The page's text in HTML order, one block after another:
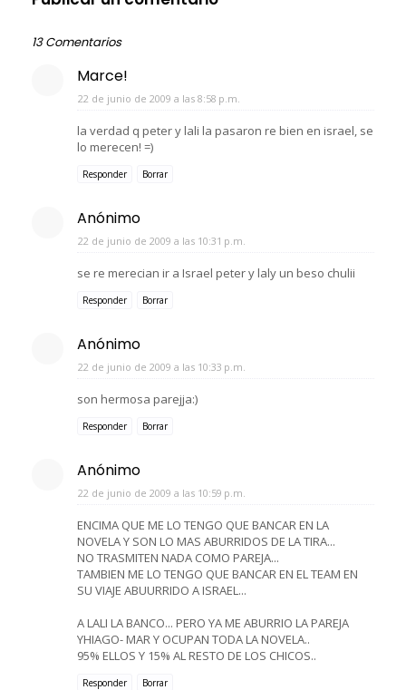
13 Comentarios
Marce!
22 de junio de 2009 a las 8:58 p.m.
la verdad q peter y lali la pasaron re bien en israel, se
lo merecen! =)
Responder Borrar
Anónimo
22 de junio de 2009 a las 10:31 p.m.
se re merecian ir a Israel peter y laly un beso chulii
Responder Borrar
Anónimo
22 de junio de 2009 a las 10:33 p.m.
son hermosa parejja:)
Responder Borrar
Anónimo
22 de junio de 2009 a las 10:59 p.m.
ENCIMA QUE ME LO TENGO QUE BANCAR EN LA
NOVELA Y SON LO MAS ABURRIDOS DE LA TIRA...
NO TRASMITEN NADA COMO PAREJA...
TAMBIEN ME LO TENGO QUE BANCAR EN EL TEAM EN
SU VIAJE ABUURRIDO A ISRAEL...
A LALI LA BANCO... PERO YA ME ABURRIO LA PAREJA
YHIAGO- MAR Y OCUPAN TODA LA NOVELA..
95% ELLOS Y 15% AL RESTO DE LOS CHICOS..
Responder Borrar